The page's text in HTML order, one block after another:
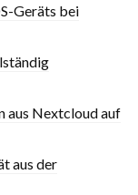
Geräts bei
aus Nextcloud auf
aus der